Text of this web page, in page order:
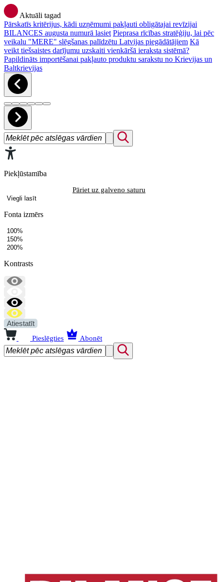
Aktuāli tagad
Pārskatīs kritērijus, kādi uzņēmumi pakļauti obligātajai revīzijai
BILANCES augusta numurā lasiet Pieprasa rīcības stratēģiju, lai pēc
veikalu "MERE" slēgšanas palīdzētu Latvijas piegādātājiem Kā
veikt tiešsaistes darījumu uzskaiti vienkāršā ieraksta sistēmā?
Papildināts importēšanai pakļauto produktu sarakstu no Krievijas un
Baltkrievijas
Piekļūstamība
Pāriet uz galveno saturu
Viegli lasīt
Fonta izmērs
100%
150%
200%
Kontrasts
Atiestatīt
Pieslēgties Abonēt